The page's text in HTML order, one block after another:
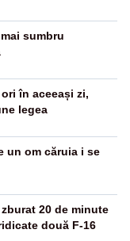
sumbru
în aceeași zi,
legea
un om căruia i se
20 de minute
două F-16